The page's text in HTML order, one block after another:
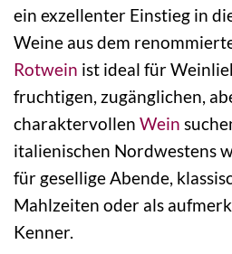
ein exzellenter Einstieg in
Weine aus dem
Rotwein ist ideal für
fruchtigen, zugänglichen,
charaktervollen Wein
italienischen Nordwestens
für gesellige Abende,
Mahlzeiten oder als
Kenner.